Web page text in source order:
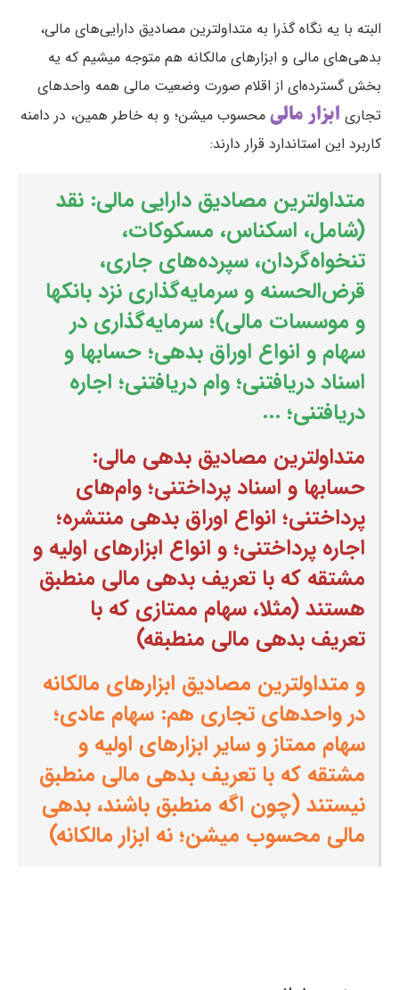
البته با یه نگاه گذرا به متداولترین مصادیق دارایی‌های مالی،
بدهی‌های مالی و ابزارهای مالکانه هم متوجه میشیم که یه
بخش گسترده‌ای از اقلام صورت وضعیت مالی همه واحدهای
تجاریابزار مالیمحسوب میشن؛ و به خاطر همین، در دامنه
کاربرد این استاندارد قرار دارند:
متداولترین مصادیق دارایی مالی: نقد
(شامل، اسکناس، مسکوکات،
تنخواه‌گردان‌، سپرده‌های جاری،
قرض‌الحسنه و سرمایه‌گذاری نزد بانکها
و موسسات مالی)؛ سرمایه‌گذاری در
سهام و انواع اوراق بدهی؛ حسابها و
اسناد دریافتنی؛ وام دریافتنی؛ اجاره
دریافتنی؛ ...
متداولترین مصادیق بدهی مالی:
حسابها و اسناد پرداختنی؛ وام‌های
پرداختنی؛ انواع اوراق بدهی منتشره؛
اجاره پرداختنی؛ و انواع ابزارهای اولیه و
مشتقه که با تعریف بدهی مالی منطبق
هستند (مثلا، سهام ممتازی که با
تعریف بدهی مالی منطبقه)
و متداولترین مصادیق ابزارهای مالکانه
در واحدهای تجاری هم: سهام عادی؛
سهام ممتاز و سایر ابزارهای اولیه و
مشتقه که با تعریف بدهی مالی منطبق
نیستند (چون اگه منطبق باشند، بدهی
مالی محسوب میشن؛ نه ابزار مالکانه)